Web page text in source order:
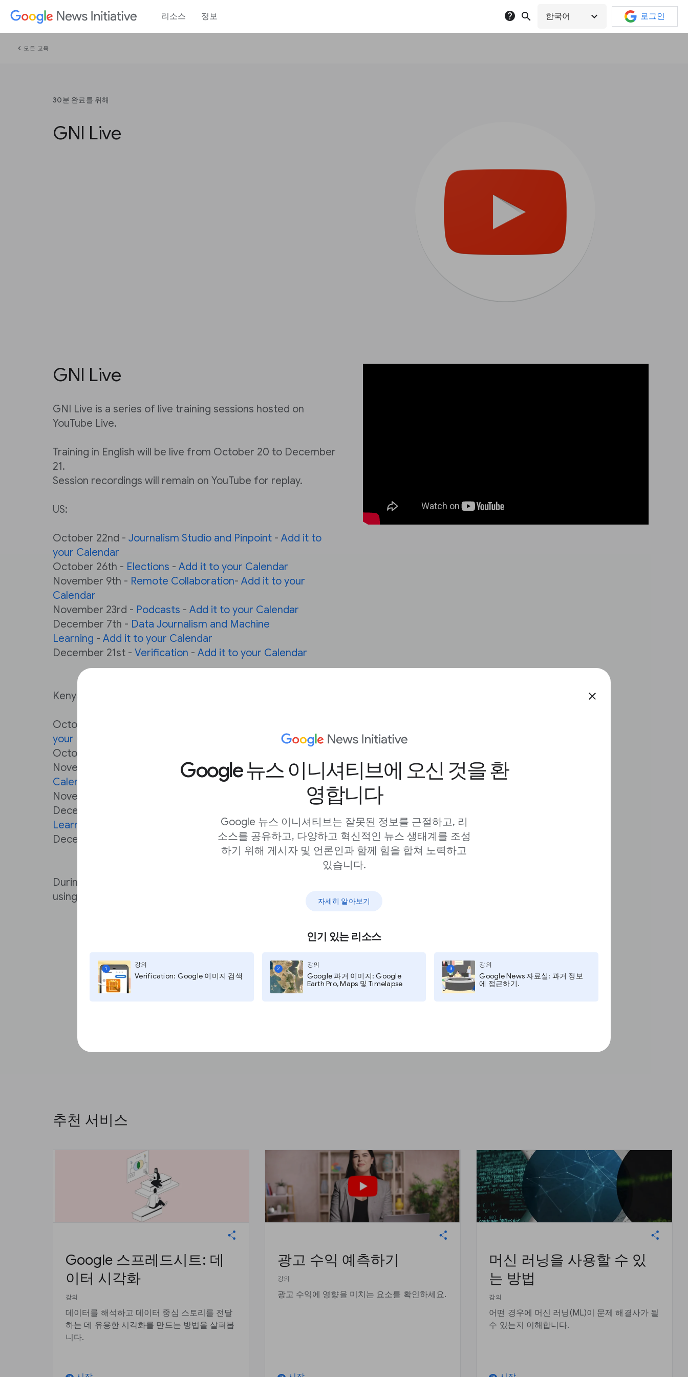
리소스 정보 help search 한국어 expand_more 로그인
close
Google 뉴스 이니셔티브에 오신 것을 환
영합니다
Google 뉴스 이니셔티브는 잘못된 정보를 근절하고, 리
소스를 공유하고, 다양하고 혁신적인 뉴스 생태계를 조성
하기 위해 게시자 및 언론인과 함께 힘을 합쳐 노력하고
있습니다.
자세히 알아보기
인기 있는 리소스
1
강의
Verification: Google 이미지 검색
2
강의
Google 과거 이미지: Google
Earth Pro, Maps 및 Timelapse
3
강의
Google News 자료실: 과거 정보
에 접근하기.
chevron_left 모든 교육
30분 완료를 위해
GNI Live
GNI Live
GNI Live is a series of live training sessions hosted on
YouTube Live.
Training in English will be live from October 20 to December
21.
Session recordings will remain on YouTube for replay.
US:
October 22nd - Journalism Studio and Pinpoint - Add it to
your Calendar
October 26th - Elections - Add it to your Calendar
November 9th - Remote Collaboration- Add it to your
Calendar
November 23rd - Podcasts - Add it to your Calendar
December 7th - Data Journalism and Machine
Learning - Add it to your Calendar
December 21st - Verification - Add it to your Calendar
Kenya:
October 22nd -
your Calendar
October 29th -
November 9th -
Distributed newsroom- Add it to your
Calendar
November 23rd -
December 7th -
Learning
December 21st -
Add it to your Calendar
During each of the sessions, viewers can ask live questions
using the Youtube Live chat facility.
추천 서비스
Google 스프레드시트: 데
이터 시각화
강의
데이터를 해석하고 데이터 중심 스토리를 전달
하는 데 유용한 시각화를 만드는 방법을 살펴봅
니다.
광고 수익 예측하기
강의
광고 수익에 영향을 미치는 요소를 확인하세요.
머신 러닝을 사용할 수 있
는 방법
강의
어떤 경우에 머신 러닝(ML)이 문제 해결사가 될
수 있는지 이해합니다.